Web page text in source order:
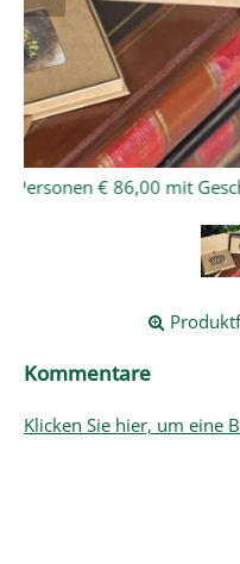
Kommentare
Klicken Sie hier, um eine